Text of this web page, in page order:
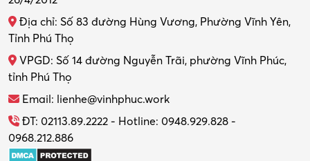
Thợ máy – Ô tô – Xe máy
Thực tập
Tổ chức sự kiện – Quà tặng
Trợ lý
Địa chỉ: Số 83 đường Hùng Vương, Phường Vĩnh Yên,
Tỉnh Phú Thọ
VPGD: Số 14 đường Nguyễn Trãi, phường Vĩnh Phúc,
tỉnh Phú Thọ
Email: lienhe@vinhphuc.work
ĐT: 02113.89.2222 - Hotline: 0948.929.828 -
0968.212.886